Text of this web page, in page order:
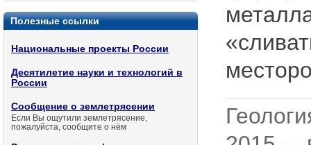
Полезные ссылки
Национальные проекты России
Десятилетие науки и технологий в
России
Сообщение о землетрясении
Если Вы ощутили землетрясение,
пожалуйста, сообщите о нём